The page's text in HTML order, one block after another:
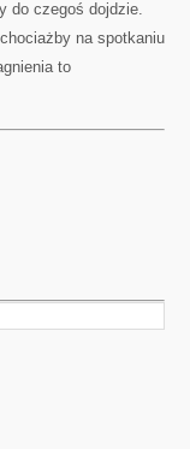
do czegoś dojdzie.
na spotkaniu
to